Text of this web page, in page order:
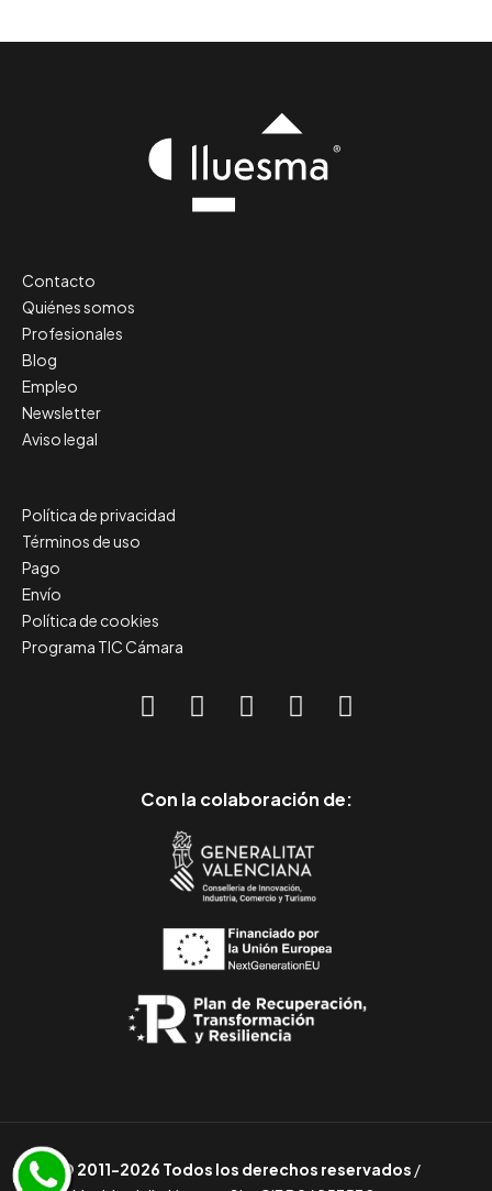
Contacto
Quiénes somos
Profesionales
Blog
Empleo
Newsletter
Aviso legal
Política de privacidad
Términos de uso
Pago
Envío
Política de cookies
Programa TIC Cámara
Con la colaboración de:
© 2011-2026 Todos los derechos reservados /